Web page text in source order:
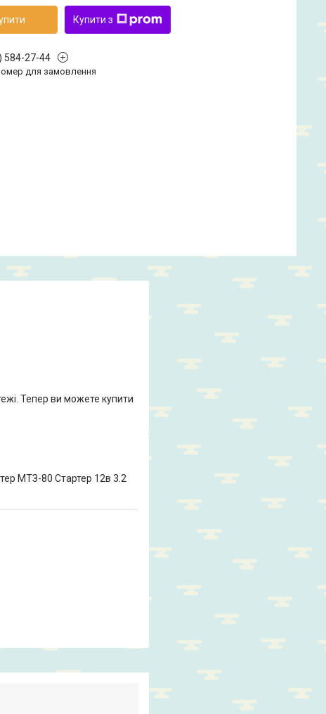
Купити з
584-27-44
для замовлення
Тепер ви можете купити
МТЗ-80 Стартер 12в 3.2